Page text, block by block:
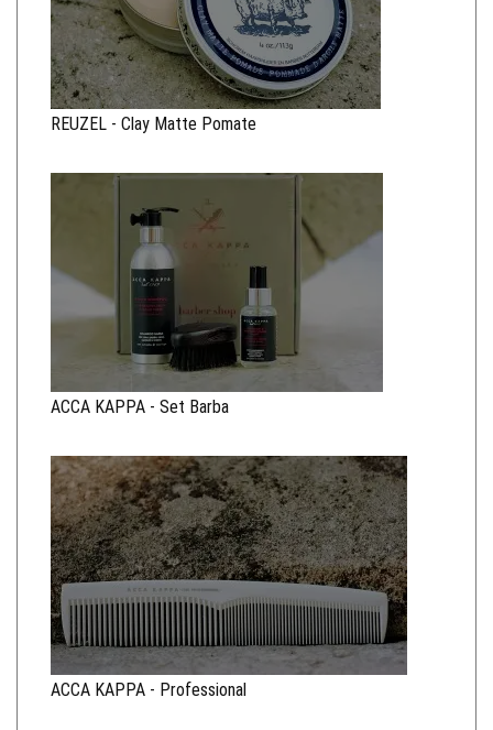
REUZEL - Clay Matte Pomate
ACCA KAPPA - Set Barba
ACCA KAPPA - Professional